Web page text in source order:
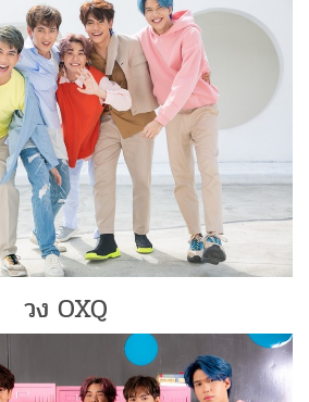
วง OXQ